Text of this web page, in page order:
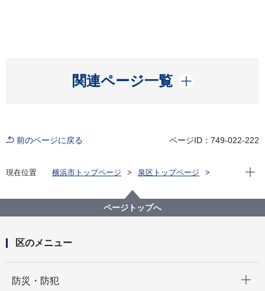
関連ページ一覧
開く
前のページに戻る ページID：749-022-222
現在位置 横浜市トップページ
泉区トップページ
現在
ページトップへ
区のメニュー
防災・防犯